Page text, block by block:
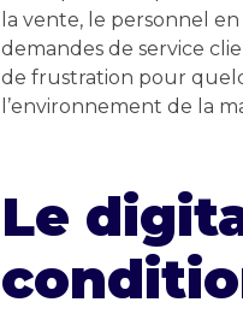
la vente, le personnel
demandes de service
de frustration pour
l’environnement de la
Le